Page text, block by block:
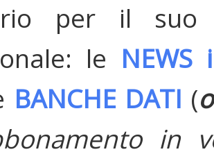
per il suo
le
BANCHE DATI (
in